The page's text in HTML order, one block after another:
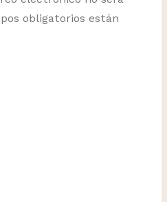
obligatorios están